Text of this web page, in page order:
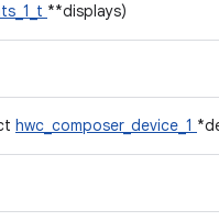
**displays)
hwc_composer_device_1